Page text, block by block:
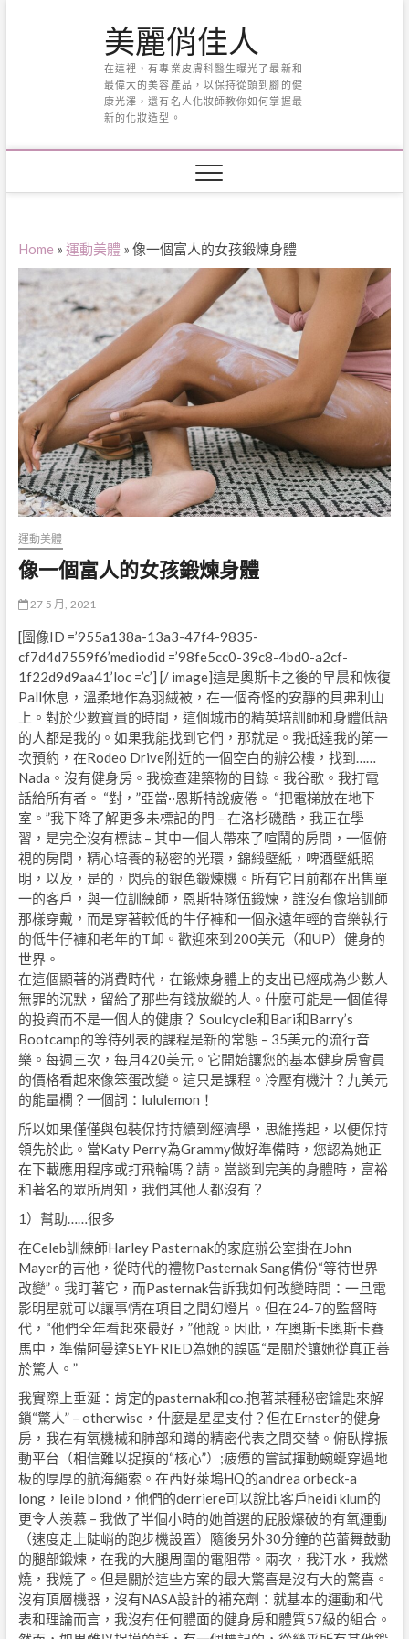
美麗俏佳人
在這裡，有專業皮膚科醫生曝光了最新和
最偉大的美容產品，以保持從頭到腳的健
康光澤，還有名人化妝師教你如何掌握最
新的化妝造型。
Home » 運動美體 » 像一個富人的女孩鍛煉身體
運動美體
像一個富人的女孩鍛煉身體
27 5 月, 2021
[圖像ID =’955a138a-13a3-47f4-9835-
cf7d4d7559f6’mediodid =’98fe5cc0-39c8-4bd0-a2cf-
1f22d9d9aa41’loc =’c’] [/ image]這是奧斯卡之後的早晨和恢復
Pall休息，溫柔地作為羽絨被，在一個奇怪的安靜的貝弗利山
上。對於少數寶貴的時間，這個城市的精英培訓師和身體低語
的人都是我的。如果我能找到它們，那就是。我抵達我的第一
次預約，在Rodeo Drive附近的一個空白的辦公樓，找到……
Nada。沒有健身房。我檢查建築物的目錄。我谷歌。我打電
話給所有者。 “對，”亞當··恩斯特說疲倦。 “把電梯放在地下
室。”我下降了解更多未標記的門 – 在洛杉磯酷，我正在學
習，是完全沒有標誌 – 其中一個人帶來了喧鬧的房間，一個俯
視的房間，精心培養的秘密的光環，錦緞壁紙，啤酒壁紙照
明，以及，是的，閃亮的銀色鍛煉機。所有它目前都在出售單
一的客戶，與一位訓練師，恩斯特隊伍鍛煉，誰沒有像培訓師
那樣穿戴，而是穿著較低的牛仔褲和一個永遠年輕的音樂執行
的低牛仔褲和老年的T卹。歡迎來到200美元（和UP）健身的
世界。
在這個顯著的消費時代，在鍛煉身體上的支出已經成為少數人
無罪的沉默，留給了那些有錢放縱的人。什麼可能是一個值得
的投資而不是一個人的健康？ Soulcycle和Bari和Barry’s
Bootcamp的等待列表的課程是新的常態 – 35美元的流行音
樂。每週三次，每月420美元。它開始讓您的基本健身房會員
的價格看起來像笨蛋改變。這只是課程。冷壓有機汁？九美元
的能量欄？一個詞：lululemon！
所以如果僅僅與包裝保持持續到經濟學，思維捲起，以便保持
領先於此。當Katy Perry為Grammy做好準備時，您認為她正
在下載應用程序或打飛輪嗎？請。當談到完美的身體時，富裕
和著名的眾所周知，我們其他人都沒有？
1）幫助……很多
在Celeb訓練師Harley Pasternak的家庭辦公室掛在John
Mayer的吉他，從時代的禮物Pasternak Sang備份“等待世界
改變”。我盯著它，而Pasternak告訴我如何改變時間：一旦電
影明星就可以讓事情在項目之間幻燈片。但在24-7的監督時
代，“他們全年看起來最好，”他說。因此，在奧斯卡奧斯卡賽
馬中，準備阿曼達SEYFRIED為她的誤區“是關於讓她從真正善
於驚人。”
我實際上垂涎：肯定的pasternak和co.抱著某種秘密鑰匙來解
鎖“驚人” – otherwise，什麼是星星支付？但在Ernster的健身
房，我在有氧機械和肺部和蹲的精密代表之間交替。俯臥撑振
動平台（相信難以捉摸的“核心”）;疲憊的嘗試揮動蜿蜒穿過地
板的厚厚的航海繩索。在西好萊塢HQ的andrea orbeck-a
long，leile blond，他們的derriere可以說比客戶heidi klum的
更令人羨慕 – 我做了半個小時的她首選的屁股爆破的有氧運動
（速度走上陡峭的跑步機設置）隨後另外30分鐘的芭蕾舞鼓動
的腿部鍛煉，在我的大腿周圍的電阻帶。兩次，我汗水，我燃
燒，我燒了。但是關於這些方案的最大驚喜是沒有大的驚喜。
沒有頂層機器，沒有NASA設計的補充劑：就基本的運動和代
表和理論而言，我沒有任何體面的健身房和體質57級的組合。